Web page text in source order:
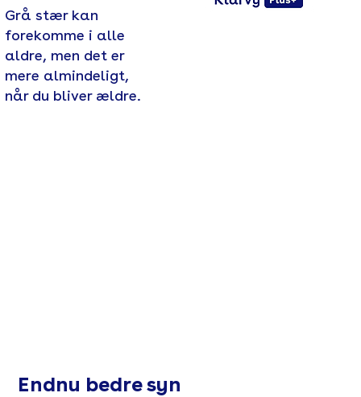
Grå stær kan
forekomme i alle
aldre, men det er
mere almindeligt,
når du bliver ældre.
Endnu bedre syn